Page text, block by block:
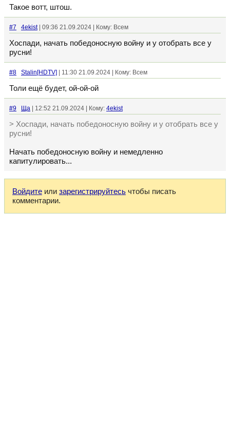
Такое вотт, штош.
#7 4ekist| 09:36 21.09.2024 | Кому: Всем
Хоспади, начать победоносную войну и у отобрать все у
русни!
#8 Stalin[HDTV] | 11:30 21.09.2024 | Кому: Всем
Толи ещё будет, ой-ой-ой
#9 Ща | 12:52 21.09.2024 | Кому: 4ekist
> Хоспади, начать победоносную войну и у отобрать все у
русни!
Начать победоносную войну и немедленно
капитулировать...
Войдите или зарегистрируйтесь чтобы писать
комментарии.